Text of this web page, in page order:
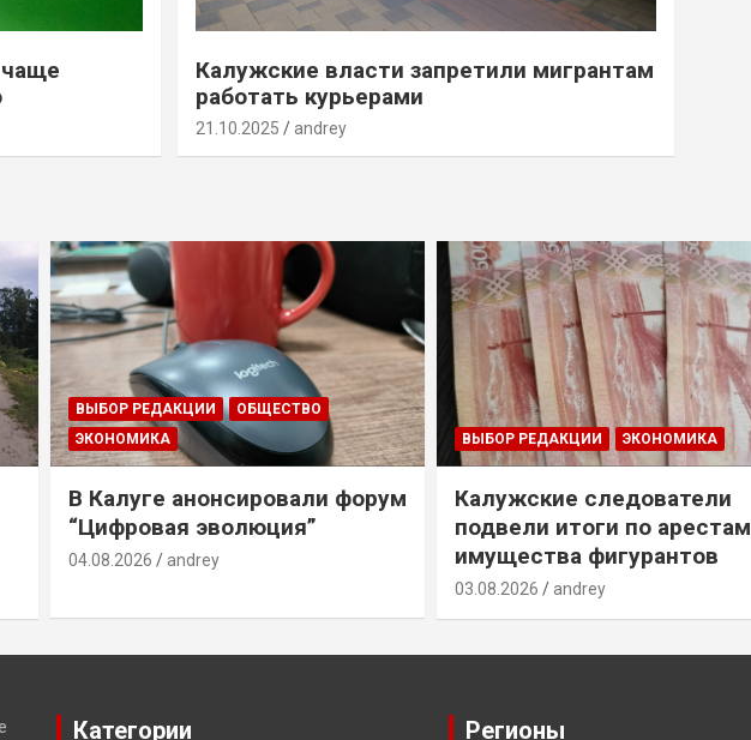
Калужские власти запретили мигрантам
работать курьерами
21.10.2025 andrey
ВЫБОР РЕДАКЦИИ
ОБЩЕСТВО
ЭКОНОМИКА
В Калуге анонсировали форум
“Цифровая эволюция”
04.08.2026 andrey
ВЫБОР РЕДАКЦИИ ЭКОНОМИКА
Калужские следователи
подвели итоги по арестам
имущества фигурантов
03.08.2026 andrey
Категории Регионы